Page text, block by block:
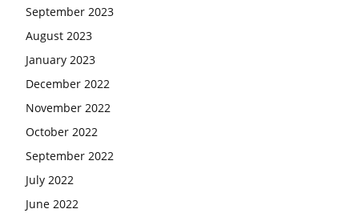
September 2023
August 2023
January 2023
December 2022
November 2022
October 2022
September 2022
July 2022
June 2022